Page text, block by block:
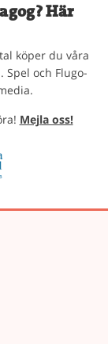
Här
köper du våra
Spel och Flugo-
Mejla oss!